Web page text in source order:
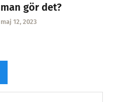
man gör det?
maj 12, 2023